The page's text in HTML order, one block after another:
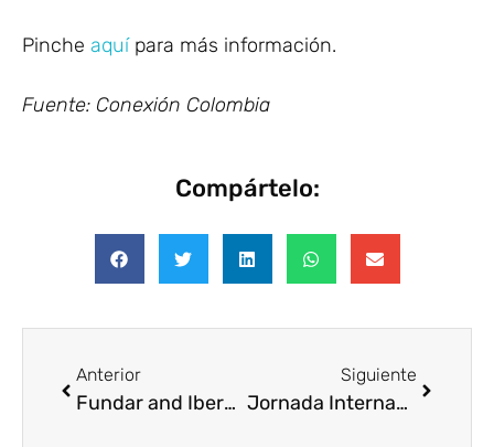
Pinche aquí para más información.
Fuente: Conexión Colombia
Compártelo:
Anterior
Fundar and Iberdrola, statistical research
Siguiente
Jornada Internacional sobre Voluntariado Corporativo (República Dominicana)